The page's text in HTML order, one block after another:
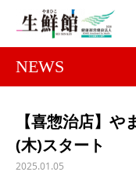
NEWS
【喜惣治店】
(木)スタート
2025.01.05